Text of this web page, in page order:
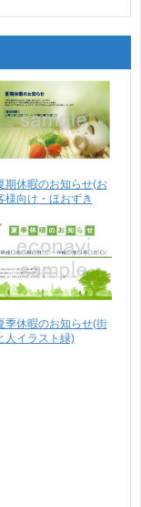
期休暇のお知らせ(お
様向け・ほおずき
季休暇のお知らせ(街
人イラスト緑)